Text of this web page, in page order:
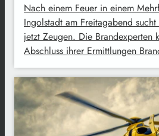
Nach einem Feuer in einem
Ingolstadt am Freitagabend
jetzt Zeugen. Die Brandexperten
Abschluss ihrer Ermittlungen